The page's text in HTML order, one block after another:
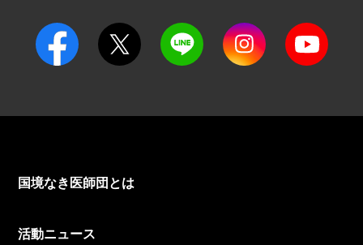
国境なき医師団とは
活動ニュース